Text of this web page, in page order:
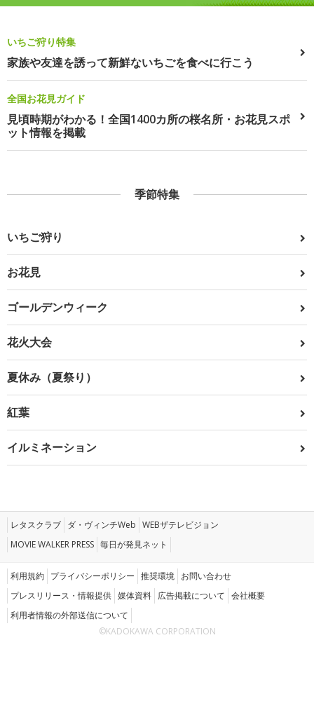
いちご狩り特集
家族や友達を誘って新鮮ないちごを食べに行こう
全国お花見ガイド
見頃時期がわかる！全国1400カ所の桜名所・お花見スポ
ット情報を掲載
季節特集
いちご狩り
お花見
ゴールデンウィーク
花火大会
夏休み（夏祭り）
紅葉
イルミネーション
レタスクラブ ダ・ヴィンチWeb WEBザテレビジョン
MOVIE WALKER PRESS 毎日が発見ネット
利用規約 プライバシーポリシー 推奨環境 お問い合わせ
プレスリリース・情報提供 媒体資料 広告掲載について 会社概要
利用者情報の外部送信について
©KADOKAWA CORPORATION